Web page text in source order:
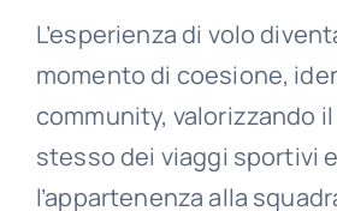
L’esperienza di volo
momento di coesione,
community, valorizzando
stesso dei viaggi sportivi e
l’appartenenza alla